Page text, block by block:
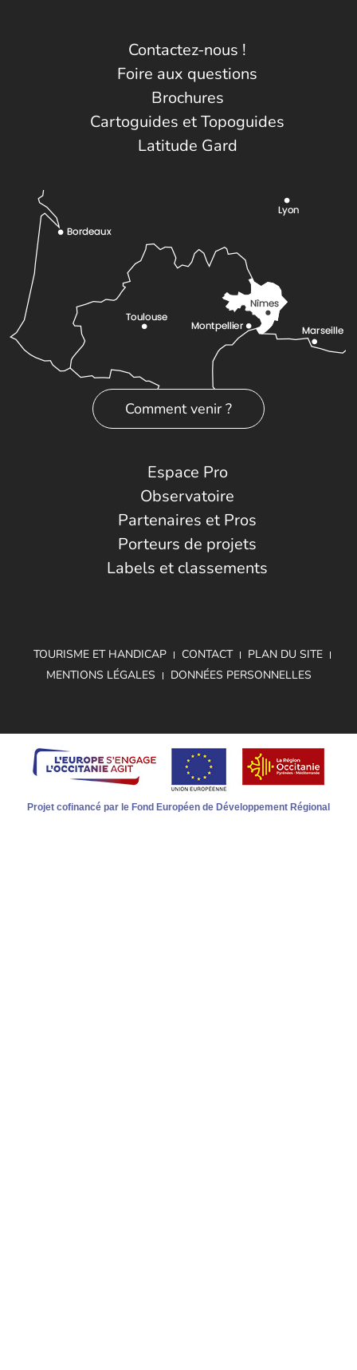
Contactez-nous !
Foire aux questions
Brochures
Cartoguides et Topoguides
Latitude Gard
Comment venir ?
Espace Pro
Observatoire
Partenaires et Pros
Porteurs de projets
Labels et classements
TOURISME ET HANDICAP CONTACT
PLAN DU SITE
MENTIONS LÉGALES
DONNÉES PERSONNELLES
Projet cofinancé par le Fond Européen de Développement Régional